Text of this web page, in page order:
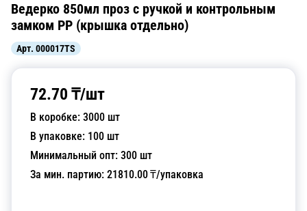
Ведерко 850мл проз с ручкой и контрольным
замком PP (крышка отдельно)
Арт. 000017TS
72.70 ₸/шт
В коробке: 3000 шт
В упаковке: 100 шт
Минимальный опт: 300 шт
За мин. партию: 21810.00₸/упаковка